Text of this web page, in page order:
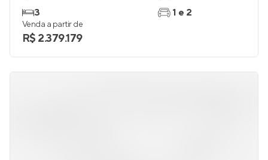
3
1 e 2
Venda a partir de
R$ 2.379.179